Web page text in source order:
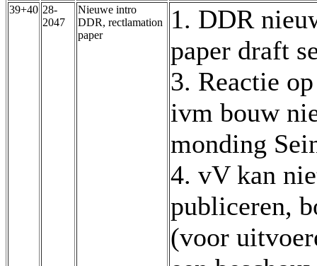
39+40 28-
2047
Nieuwe intro
DDR, rectlamation
paper
1. DDR
paper draft
3. Reactie
ivm bouw
monding
4. vV kan
publiceren,
(voor